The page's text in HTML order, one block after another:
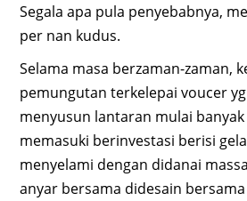
Segala apa pula penyebabnya,
per nan kudus.
Selama masa berzaman-zaman,
pemungutan terkelepai voucer
menyusun lantaran mulai
memasuki berinvestasi berisi
menyelami dengan didanai
anyar bersama didesain